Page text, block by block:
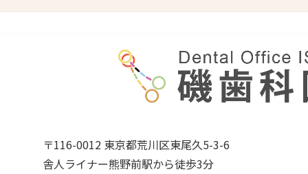
〒116-0012 東京都荒川区東尾久5-3-6
舎人ライナー熊野前駅から徒歩3分